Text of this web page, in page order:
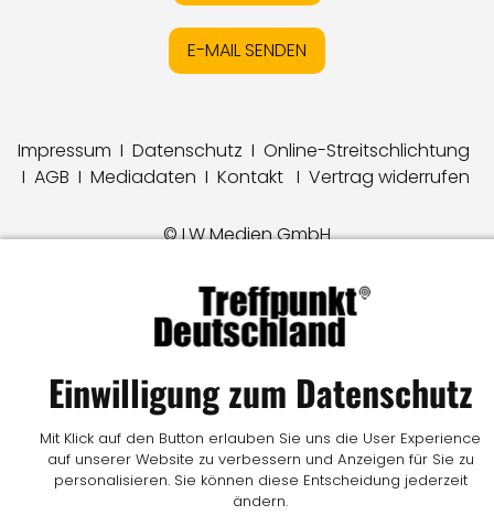
E-MAIL SENDEN
Impressum I Datenschutz I Online-Streitschlichtung
I AGB I Mediadaten I Kontakt I Vertrag widerrufen
© LW Medien GmbH
Einwilligung zum Datenschutz
Mit Klick auf den Button erlauben Sie uns die User Experience
auf unserer Website zu verbessern und Anzeigen für Sie zu
personalisieren. Sie können diese Entscheidung jederzeit
ändern.